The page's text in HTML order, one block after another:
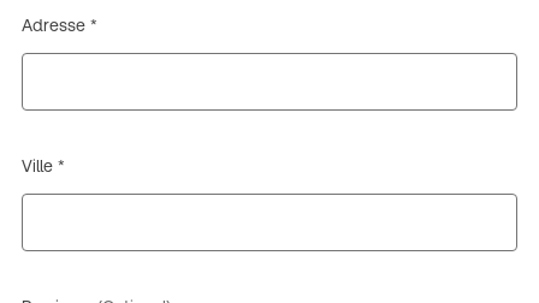
Adresse *
Ville *